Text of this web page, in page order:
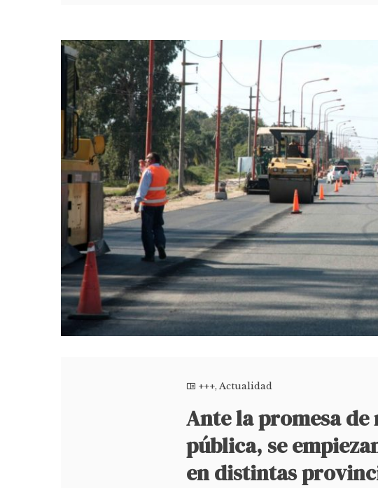
+++,Actualidad
Ante la promesa
pública, se
en distintas